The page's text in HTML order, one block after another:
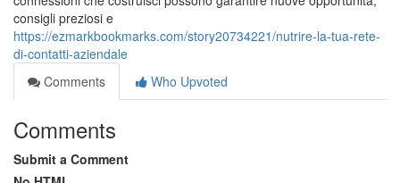
consigli preziosi e
https://ezmarkbookmarks.com/story20734221/nutrire-la-tua-rete-
di-contatti-aziendale
Comments
Who Upvoted
Comments
Submit a Comment